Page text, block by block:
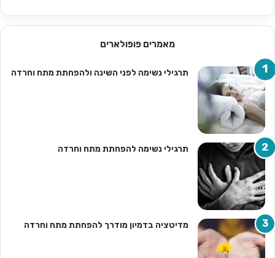
מאמרים פופולארים
תרגילי נשימה לפני השינה ולהפחתת מתח וחרדה
תרגילי נשימה להפחתת מתח וחרדה
מדיטציה בדמיון מודרך להפחתת מתח וחרדה